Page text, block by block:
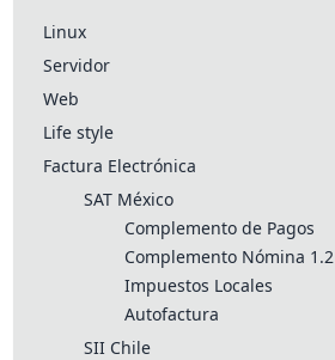
Linux
Servidor
Web
Life style
Factura Electrónica
SAT México
Complemento de Pagos
Complemento Nómina 1.2
Impuestos Locales
Autofactura
SII Chile